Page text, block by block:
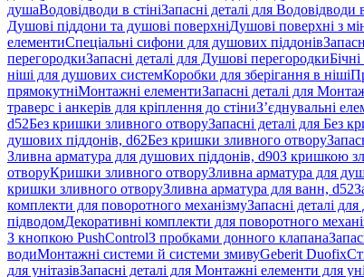
душаВодовідводи в стініЗапасні деталі для Водовідводи в
Душові піддони та душові поверхніДушові поверхні з
елементиСпеціальні сифони для душових піддонів
перегородкиЗапасні деталі для Душові перегородки
ніші для душових системКоробки для зберігання в ніші
прямокутніМонтажні елементиЗапасні деталі для
траверс і анкерів для кріплення до стіниЗ’єднувальні
d52Без кришки зливного отворуЗапасні деталі для Без
душових піддонів, d62Без кришки зливного отвору
Зливна арматура для душових піддонів, d90З кришкою
отворуКришки зливного отворуЗливна арматура для
кришки зливного отворуЗливна арматура для ванн, d52
комплекти для поворотного механізмуЗапасні деталі
підводомДекоративні комплекти для поворотного
З кнопкою PushControlЗ пробками донного клапана
водиМонтажні системи й системи змивуGeberit Duofix
для унітазівЗапасні деталі для Монтажні елементи для